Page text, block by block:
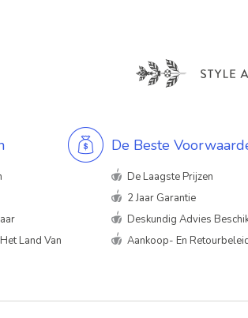
Land Van
De Beste
De Laagste Prijzen
2 Jaar Garantie
Deskundig Advies
Aankoop- En